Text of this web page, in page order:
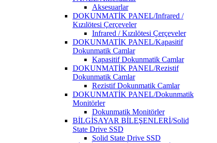
Aksesuarlar
DOKUNMATİK PANEL/Infrared /
Kızılötesi Çerçeveler
Infrared / Kızılötesi Çerçeveler
DOKUNMATİK PANEL/Kapasitif
Dokunmatik Camlar
Kapasitif Dokunmatik Camlar
DOKUNMATİK PANEL/Rezistif
Dokunmatik Camlar
Rezistif Dokunmatik Camlar
DOKUNMATİK PANEL/Dokunmatik
Monitörler
Dokunmatik Monitörler
BİLGİSAYAR BİLEŞENLERİ/Solid
State Drive SSD
Solid State Drive SSD